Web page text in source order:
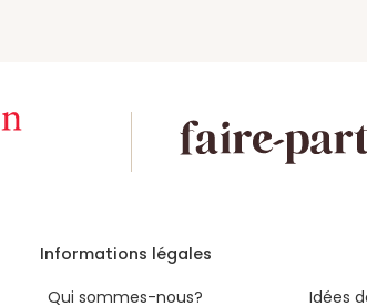
Informations légales
Qui sommes-nous?
Idées